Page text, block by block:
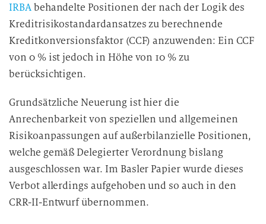
IRBAbehandelte Positionen der nach der Logik des
Kreditrisikostandardansatzes zu berechnende
Kreditkonversionsfaktor (CCF) anzuwenden: Ein CCF
von 0 % ist jedoch in Höhe von 10 % zu
berücksichtigen.
Grundsätzliche Neuerung ist hier die
Anrechenbarkeit von speziellen und allgemeinen
Risikoanpassungen auf außerbilanzielle Positionen,
welche gemäß Delegierter Verordnung bislang
ausgeschlossen war. Im Basler Papier wurde dieses
Verbot allerdings aufgehoben und so auch in den
CRR-II-Entwurf übernommen.